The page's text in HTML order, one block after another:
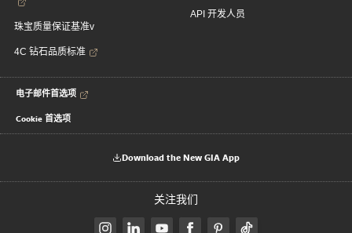
珠宝质量保证基准v
4C 钻石品质标准
API 开发人员
电子邮件首选项
Cookie 首选项
Download the New GIA App
关注我们